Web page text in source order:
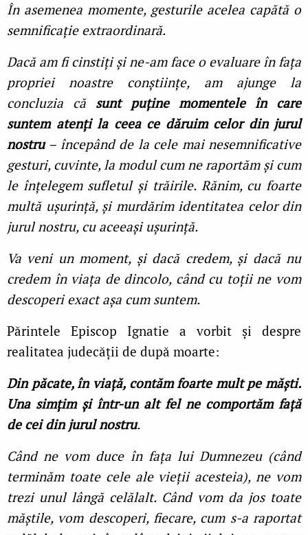
În asemenea momente, gesturile acelea capătă o
semnificație extraordinară.
Dacă am fi cinstiți și ne-am face o evaluare în fața
propriei noastre conștiințe, am ajunge la
concluzia că sunt puține momentele în care
suntem atenți la ceea ce dăruim celor din jurul
nostru– începând de la cele mai nesemnificative
gesturi, cuvinte, la modul cum ne raportăm și cum
le înțelegem sufletul și trăirile. Rănim, cu foarte
multă ușurință, și murdărim identitatea celor din
jurul nostru, cu aceeași ușurință.
Va veni un moment, și dacă credem, și dacă nu
credem în viața de dincolo, când cu toții ne vom
descoperi exact așa cum suntem.
Părintele Episcop Ignatie a vorbit și despre
realitatea judecății de după moarte:
Din păcate, în viață, contăm foarte mult pe măști.
Una simțim și într-un alt fel ne comportăm față
de cei din jurul nostru.
Când ne vom duce în fața lui Dumnezeu (când
terminăm toate cele ale vieții acesteia), ne vom
trezi unul lângă celălalt. Când vom da jos toate
măștile, vom descoperi, fiecare, cum s-a raportat